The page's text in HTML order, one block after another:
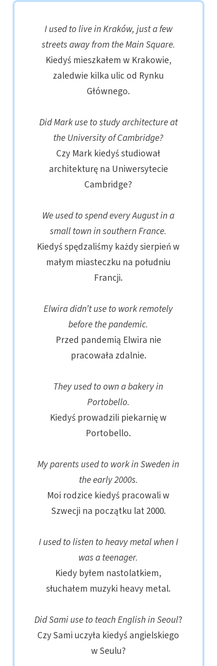
I used to live in Kraków, just a few
streets away from the Main Square.
Kiedyś mieszkałem w Krakowie,
zaledwie kilka ulic od Rynku
Głównego.
Did Mark use to study architecture at
the University of Cambridge?
Czy Mark kiedyś studiował
architekturę na Uniwersytecie
Cambridge?
We used to spend every August in a
small town in southern France.
Kiedyś spędzaliśmy każdy sierpień w
małym miasteczku na południu
Francji.
Elwira didn’t use to work remotely
before the pandemic.
Przed pandemią Elwira nie
pracowała zdalnie.
They used to own a bakery in
Portobello.
Kiedyś prowadzili piekarnię w
Portobello.
My parents used to work in Sweden in
the early 2000s.
Moi rodzice kiedyś pracowali w
Szwecji na początku lat 2000.
I used to listen to heavy metal when I
was a teenager.
Kiedy byłem nastolatkiem,
słuchałem muzyki heavy metal.
DidSami use to teach English in Seoul?
Czy Sami uczyła kiedyś angielskiego
w Seulu?